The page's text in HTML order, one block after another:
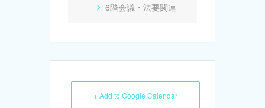
6階会議・法要関連
+ Add to Google Calendar